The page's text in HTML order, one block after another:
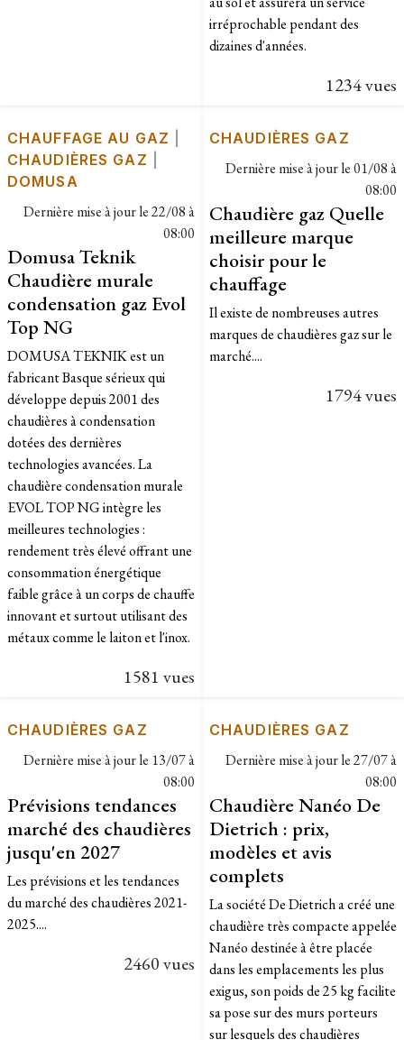
irréprochable pendant des
dizaines d'années.
1234 vues
CHAUFFAGE AU GAZ
CHAUDIÈRES GAZ
DOMUSA
Dernière mise à jour le22/08 à
08:00
Domusa Teknik
Chaudière murale
condensation gaz Evol
Top NG
DOMUSA TEKNIK est un
fabricant Basque sérieux qui
développe depuis 2001 des
chaudières à condensation
dotées des dernières
technologies avancées. La
chaudière condensation murale
EVOL TOP NG intègre les
meilleures technologies :
rendement très élevé offrant une
consommation énergétique
faible grâce à un corps de chauffe
innovant et surtout utilisant des
métaux comme le laiton et l'inox.
1581 vues
CHAUDIÈRES GAZ
Dernière mise à jour le01/08 à
08:00
Chaudière gaz Quelle
meilleure marque
choisir pour le
chauffage
Il existe de nombreuses autres
marques de chaudières gaz sur le
marché....
1794 vues
CHAUDIÈRES GAZ
Dernière mise à jour le 13/07 à
08:00
Prévisions tendances
marché des chaudières
jusqu'en 2027
Les prévisions et les tendances
du marché des chaudières 2021-
2025....
2460 vues
CHAUDIÈRES GAZ
Dernière mise à jour le27/07 à
08:00
Chaudière Nanéo De
Dietrich : prix,
modèles et avis
complets
La société De Dietrich a créé une
chaudière très compacte appelée
Nanéo destinée à être placée
dans les emplacements les plus
exigus, son poids de 25 kg facilite
sa pose sur des murs porteurs
sur lesquels des chaudières